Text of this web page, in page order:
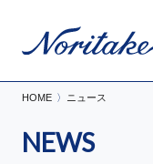
HOME ニュース
NEWS